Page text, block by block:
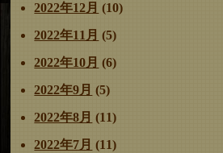
2022年12月 (10)
2022年11月 (5)
2022年10月 (6)
2022年9月 (5)
2022年8月 (11)
2022年7月 (11)